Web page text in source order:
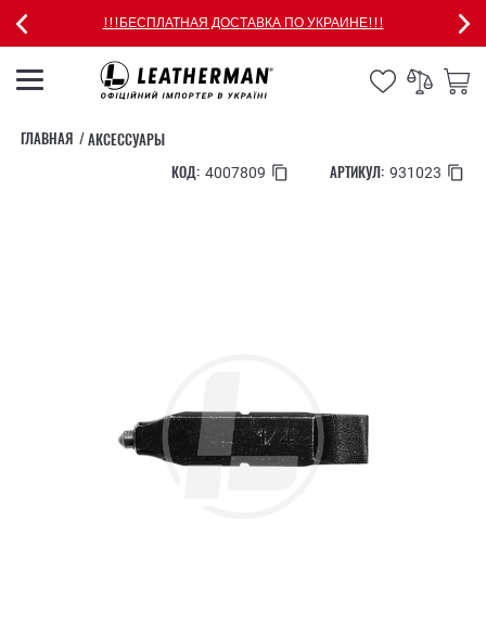
!!!БЕСПЛАТНАЯ ДОСТАВКА ПО УКРАИНЕ!!!
ГЛАВНАЯ
АКСЕССУАРЫ
КОД: 4007809 АРТИКУЛ: 931023